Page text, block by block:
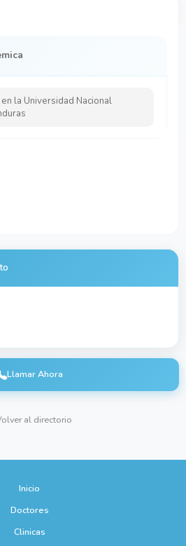
la Universidad Nacional
Llamar Ahora
al directorio
Inicio
Doctores
Clinicas